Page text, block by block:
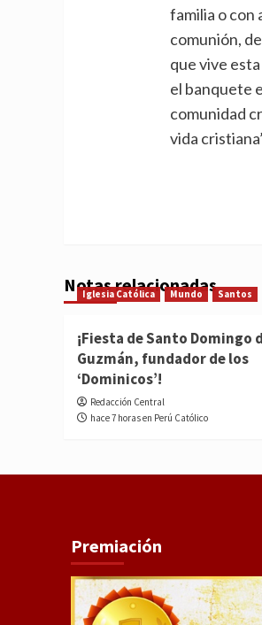
familia o con
comunión,
que vive
el banquete
comunidad
vida
Notas relacionadas
Iglesia Católica Mundo Santos
¡Fiesta de Santo Domingo
Guzmán, fundador de los
‘Dominicos’!
Redacción Central
hace 7 horas en Perú Católico
Premiación